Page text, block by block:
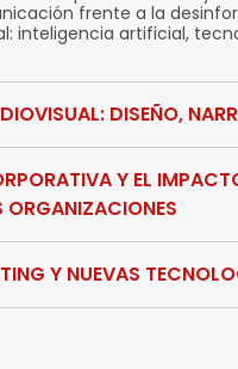
frente a la
inteligencia artificial,
DISEÑO,
Y EL
ORGANIZACIONES
Y NUEVAS